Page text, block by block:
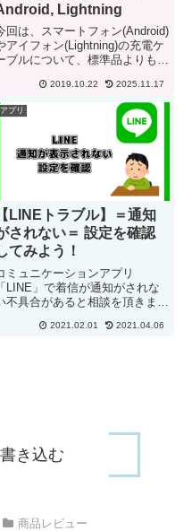
Lightning
回は、スマートフォン(Android)
アイフォン(Lightning)の充電ケ
ブルについて、標準品よりも簡
USB充電ケーブルを紹介したい
思います。マグネット式の
充電ケーブルの利点どうし
て、マグネット...
2019.10.22 2025.11.17
アプリ
【LINEトラブル】＝通知
されない＝ 設定を確認
てみよう！
ミュニケーションアプリ
「LINE」で着信が通知がされな
不具合があると相談を頂きまし
にも様々な不具合が起こってお
2021.02.01 2021.04.06
き込む
商品レビュー